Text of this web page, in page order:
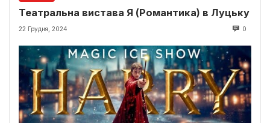
Театральна вистава Я (Романтика) в Луцьку
22 Грудня, 2024 0